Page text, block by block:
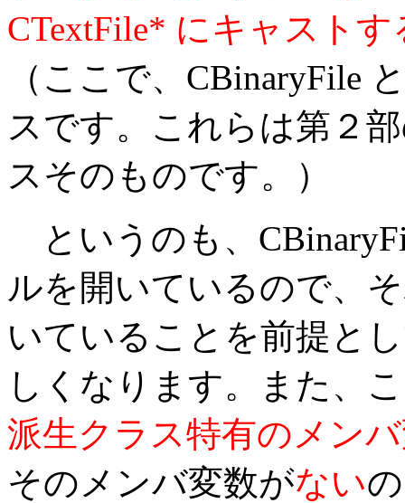
CTextFile* にキャスト
（ここで、CBinaryFile
スです。これらは第２
スそのものです。）
というのも、
ルを開いているので、
いていることを前提と
しくなります。また、
派生クラス特有のメン
そのメンバ変数がない